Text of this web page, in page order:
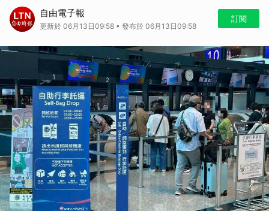
自由電子報
更新於 06月13日09:58 • 發布於 06月13日09:58
訂閱